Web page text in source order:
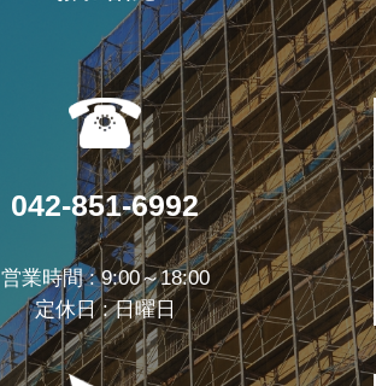
042-851-6992
営業時間 : 9:00～18:00
定休日 : 日曜日